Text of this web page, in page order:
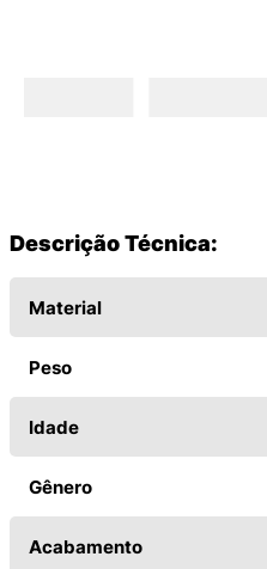
Descrição Técnica:
Material
Peso
Idade
Gênero
Acabamento